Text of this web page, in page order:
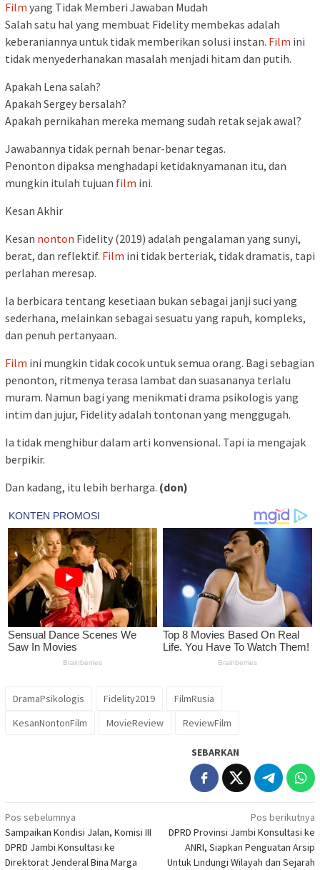
Film yang Tidak Memberi Jawaban Mudah
Salah satu hal yang membuat Fidelity membekas adalah
keberaniannya untuk tidak memberikan solusi instan. Film ini
tidak menyederhanakan masalah menjadi hitam dan putih.
Apakah Lena salah?
Apakah Sergey bersalah?
Apakah pernikahan mereka memang sudah retak sejak awal?
Jawabannya tidak pernah benar-benar tegas.
Penonton dipaksa menghadapi ketidaknyamanan itu, dan
mungkin itulah tujuan film ini.
Kesan Akhir
Kesan nonton Fidelity (2019) adalah pengalaman yang sunyi,
berat, dan reflektif. Film ini tidak berteriak, tidak dramatis, tapi
perlahan meresap.
Ia berbicara tentang kesetiaan bukan sebagai janji suci yang
sederhana, melainkan sebagai sesuatu yang rapuh, kompleks,
dan penuh pertanyaan.
Film ini mungkin tidak cocok untuk semua orang. Bagi sebagian
penonton, ritmenya terasa lambat dan suasananya terlalu
muram. Namun bagi yang menikmati drama psikologis yang
intim dan jujur, Fidelity adalah tontonan yang menggugah.
Ia tidak menghibur dalam arti konvensional. Tapi ia mengajak
berpikir.
Dan kadang, itu lebih berharga. (don)
DramaPsikologis Fidelity2019
FilmRusia
KesanNontonFilm
MovieReview ReviewFilm
SEBARKAN
Navigasi
pos
Pos sebelumnya
Sampaikan Kondisi Jalan, Komisi III
DPRD Jambi Konsultasi ke
Direktorat Jenderal Bina Marga
Pos berikutnya
DPRD Provinsi Jambi Konsultasi ke
ANRI, Siapkan Penguatan Arsip
Untuk Lindungi Wilayah dan Sejarah